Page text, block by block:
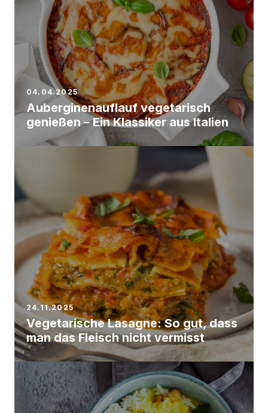
04.04.2025
Auberginenauflauf vegetarisch
genießen – Ein Klassiker aus Italien
24.11.2025
Vegetarische Lasagne: So gut, dass
man das Fleisch nicht vermisst